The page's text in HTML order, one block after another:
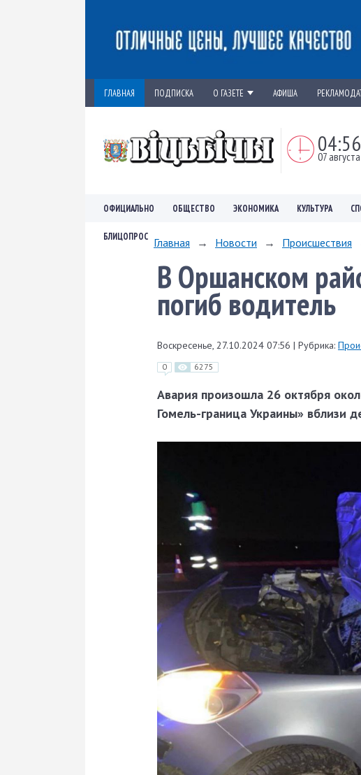
ГЛАВНАЯ ПОДПИСКА О ГАЗЕТЕ АФИША
04:56
07 августа
ОФИЦИАЛЬНО ОБЩЕСТВО ЭКОНОМИКА КУЛЬТУРА
БЛИЦОПРОС Главная → Новости → Происшествия
В Оршанском
погиб водитель
Воскресенье, 27.10.2024 07:56 | Рубрика:
0 6275
Авария произошла 26 октября
Гомель-граница Украины» вблизи